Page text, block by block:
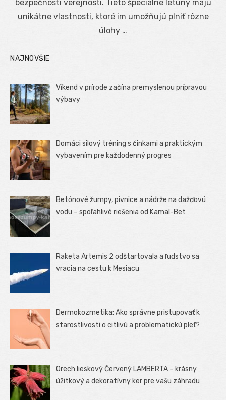
bezpečnosti verejnosti. Tieto špeciálne letúny majú
unikátne vlastnosti, ktoré im umožňujú plniť rôzne
úlohy …
NAJNOVŠIE
Víkend v prírode začína premyslenou prípravou
výbavy
Domáci silový tréning s činkami a praktickým
vybavením pre každodenný progres
Betónové žumpy, pivnice a nádrže na dažďovú
vodu – spoľahlivé riešenia od Kamal-Bet
Raketa Artemis 2 odštartovala a ľudstvo sa
vracia na cestu k Mesiacu
Dermokozmetika: Ako správne pristupovať k
starostlivosti o citlivú a problematickú pleť?
Orech lieskový Červený LAMBERTA – krásny
úžitkový a dekoratívny ker pre vašu záhradu